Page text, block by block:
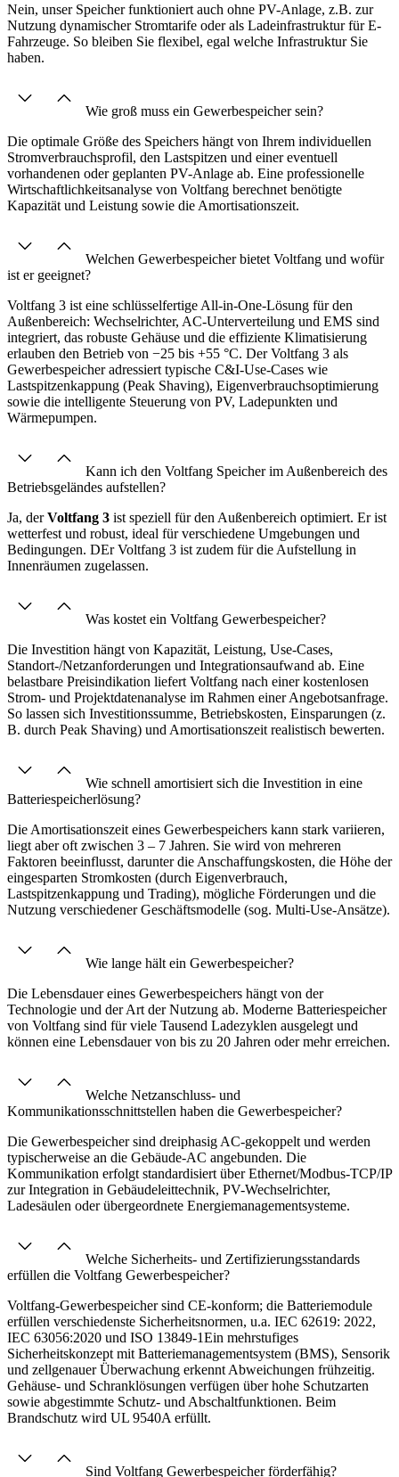
Nein, unser Speicher funktioniert auch ohne PV-Anlage, z.B. zur
Nutzung dynamischer Stromtarife oder als Ladeinfrastruktur für E-
Fahrzeuge. So bleiben Sie flexibel, egal welche Infrastruktur Sie
haben.
Wie groß muss ein Gewerbespeicher sein?
Die optimale Größe des Speichers hängt von Ihrem individuellen
Stromverbrauchsprofil, den Lastspitzen und einer eventuell
vorhandenen oder geplanten PV-Anlage ab. Eine professionelle
Wirtschaftlichkeitsanalyse von Voltfang berechnet benötigte
Kapazität und Leistung sowie die Amortisationszeit.
Welchen Gewerbespeicher bietet Voltfang und wofür
ist er geeignet?
Voltfang 3 ist eine schlüsselfertige All-in-One-Lösung für den
Außenbereich: Wechselrichter, AC-Unterverteilung und EMS sind
integriert, das robuste Gehäuse und die effiziente Klimatisierung
erlauben den Betrieb von −25 bis +55 °C. Der Voltfang 3 als
Gewerbespeicher adressiert typische C&I-Use-Cases wie
Lastspitzenkappung (Peak Shaving), Eigenverbrauchsoptimierung
sowie die intelligente Steuerung von PV, Ladepunkten und
Wärmepumpen.
Kann ich den Voltfang Speicher im Außenbereich des
Betriebsgeländes aufstellen?
Ja, derVoltfang 3 ist speziell für den Außenbereich optimiert. Er ist
wetterfest und robust, ideal für verschiedene Umgebungen und
Bedingungen. DEr Voltfang 3 ist zudem für die Aufstellung in
Innenräumen zugelassen.
Was kostet ein Voltfang Gewerbespeicher?
Die Investition hängt von Kapazität, Leistung, Use-Cases,
Standort-/Netzanforderungen und Integrationsaufwand ab. Eine
belastbare Preisindikation liefert Voltfang nach einer kostenlosen
Strom- und Projektdatenanalyse im Rahmen einer Angebotsanfrage.
So lassen sich Investitionssumme, Betriebskosten, Einsparungen (z.
B. durch Peak Shaving) und Amortisationszeit realistisch bewerten.
Wie schnell amortisiert sich die Investition in eine
Batteriespeicherlösung?
Die Amortisationszeit eines Gewerbespeichers kann stark variieren,
liegt aber oft zwischen 3 – 7 Jahren. Sie wird von mehreren
Faktoren beeinflusst, darunter die Anschaffungskosten, die Höhe der
eingesparten Stromkosten (durch Eigenverbrauch,
Lastspitzenkappung und Trading), mögliche Förderungen und die
Nutzung verschiedener Geschäftsmodelle (sog. Multi-Use-Ansätze).
Wie lange hält ein Gewerbespeicher?
Die Lebensdauer eines Gewerbespeichers hängt von der
Technologie und der Art der Nutzung ab. Moderne Batteriespeicher
von Voltfang sind für viele Tausend Ladezyklen ausgelegt und
können eine Lebensdauer von bis zu 20 Jahren oder mehr erreichen.
Welche Netzanschluss- und
Kommunikationsschnittstellen haben die Gewerbespeicher?
Die Gewerbespeicher sind dreiphasig AC-gekoppelt und werden
typischerweise an die Gebäude-AC angebunden. Die
Kommunikation erfolgt standardisiert über Ethernet/Modbus-TCP/IP
zur Integration in Gebäudeleittechnik, PV-Wechselrichter,
Ladesäulen oder übergeordnete Energiemanagementsysteme.
Welche Sicherheits- und Zertifizierungsstandards
erfüllen die Voltfang Gewerbespeicher?
Voltfang-Gewerbespeicher sind CE-konform; die Batteriemodule
erfüllen verschiedenste Sicherheitsnormen, u.a. IEC 62619: 2022​,
IEC 63056:2020​ und ISO 13849-1Ein mehrstufiges
Sicherheitskonzept mit Batteriemanagementsystem (BMS), Sensorik
und zellgenauer Überwachung erkennt Abweichungen frühzeitig.
Gehäuse- und Schranklösungen verfügen über hohe Schutzarten
sowie abgestimmte Schutz- und Abschaltfunktionen. Beim
Brandschutz wird UL 9540A erfüllt.
Sind Voltfang Gewerbespeicher förderfähig?